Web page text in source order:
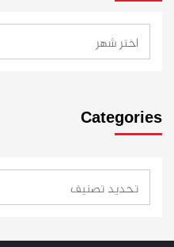
Categories